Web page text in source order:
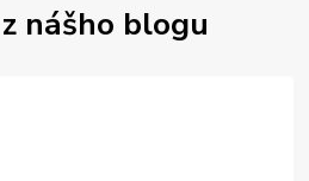
nášho blogu